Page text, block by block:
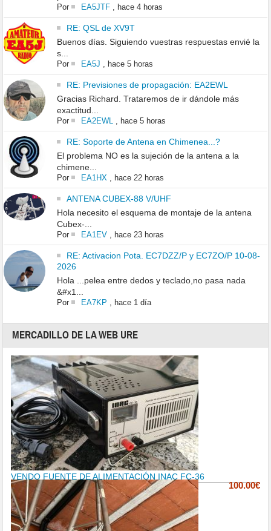
Por EA5JTF, hace 4 horas
RE: QSL de XV9T
Buenos días. Siguiendo vuestras respuestas envié la
s...
Por EA5J hace 5 horas
RE: Previsiones de propagación: EA2EWL
Gracias Richard. Trataremos de ir dándole más
exactitud...
Por EA2EWL hace 5 horas
RE: Soporte de Antena en Chimenea...?
El problema NO es la sujeción de la antena a la
chimene...
Por EA1HX hace 22 horas
ANTENA CUBEX-88 V/UHF
Hola necesito el esquema de montaje de la antena
Cubex-...
Por EA1EV, hace 23 horas
RE: Activacion Pota. EC7DZZ/P y EC7ZO/P 10-08-
2026
Hola ...pelea entre dedos y teclado,no pasa nada
&#x1...
Por EA7KP hace 1 día
MERCADILLO DE LA WEB URE
VENDO FUENTE DE ALIMENTACIÓN INAC FC-36
100.00€